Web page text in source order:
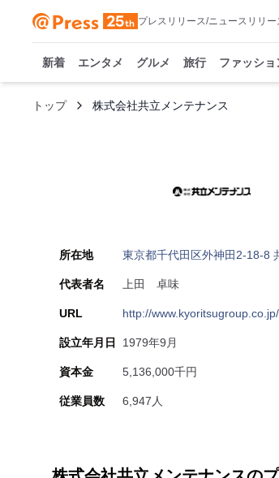
プレスリリース/ニュースリリ
新着 エンタメ グルメ 旅行 ファッシ
トップ 株式会社共立メンテナンス
所在地 東京都千代田区外神田2-18-8
代表者名 上田 卓味
URL http://www.kyoritsugroup.co.jp/
設立年月日 1979年9月
資本金 5,136,000千円
従業員数 6,947人